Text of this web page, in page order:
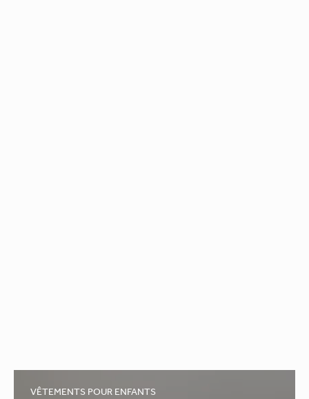
VÊTEMENTS POUR ENFANTS